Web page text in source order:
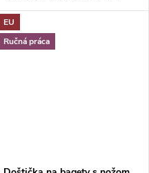
funkčný dizajn.
EU
Ručná práca